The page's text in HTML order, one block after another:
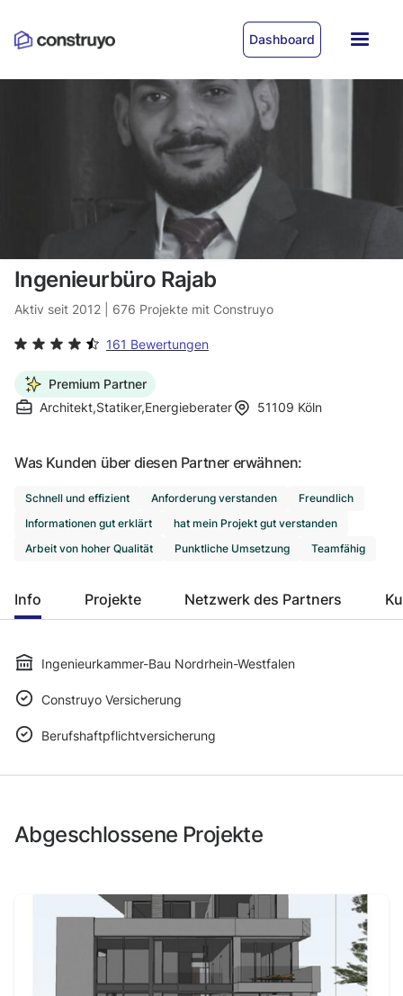
Dashboard
Ingenieurbüro Rajab
Aktiv seit 2012 676 Projekte mit Construyo
161 Bewertungen
Premium Partner
Architekt,Statiker,Energieberater 51109 Köln
Was Kunden über diesen Partner erwähnen:
Schnell und effizient Anforderung verstanden
Freundlich
Informationen gut erklärt
hat mein Projekt gut verstanden
Arbeit von hoher Qualität
Punktliche Umsetzung Teamfähig
Info Projekte Netzwerk des Partners
Ingenieurkammer-Bau Nordrhein-Westfalen
Construyo Versicherung
Berufshaftpflichtversicherung
Abgeschlossene Projekte